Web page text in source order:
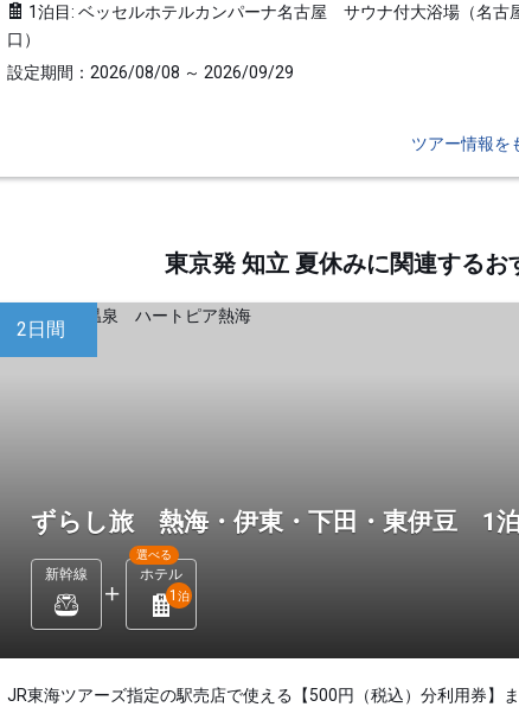
1泊目: ベッセルホテルカンパーナ名古屋 サウナ付大浴場（名古
口）
設定期間：2026/08/08 ～ 2026/09/29
ツアー情報を
東京発 知立 夏休みに関連する
2日間
ずらし旅 熱海・伊東・下田・東伊豆 1
新幹線 ホテル
選べる
1 泊
JR東海ツアーズ指定の駅売店で使える【500円（税込）分利用券】